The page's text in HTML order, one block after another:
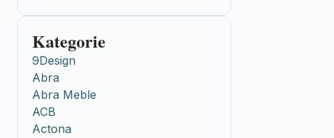
Kategorie
9Design
Abra
Abra Meble
ACB
Actona